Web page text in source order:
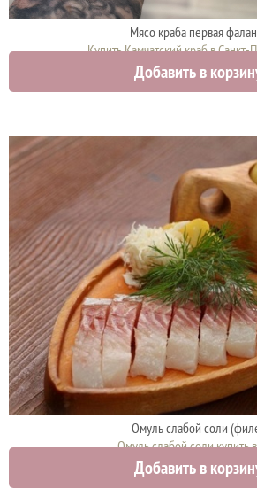
Мясо краба первая
Купить Камчатский краб в Санкт-
5300 руб.
Добавить в
Омуль слабой соли
Омуль слабой соли купить
1900 руб.
Добавить в